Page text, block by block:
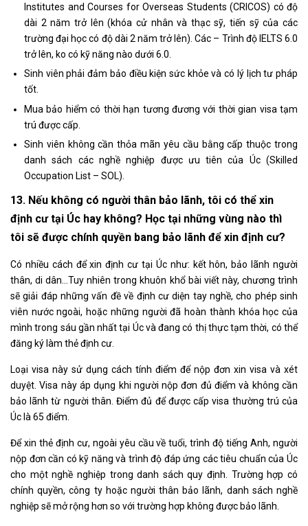
Institutes and Courses for Overseas Students (CRICOS) có độ
dài 2 năm trở lên (khóa cử nhân và thạc sỹ, tiến sỹ của các
trường đại học có độ dài 2 năm trở lên). Các – Trình độ IELTS 6.0
trở lên, ko có kỹ năng nào dưới 6.0.
Sinh viên phải đảm bảo điều kiện sức khỏe và có lý lịch tư pháp
tốt.
Mua bảo hiểm có thời hạn tương đương với thời gian visa tạm
trú được cấp.
Sinh viên không cần thỏa mãn yêu cầu bằng cấp thuộc trong
danh sách các nghề nghiệp được ưu tiên của Úc (Skilled
Occupation List – SOL).
13. Nếu không có người thân bảo lãnh, tôi có thể xin
định cư tại Úc hay không? Học tại những vùng nào thì
tôi sẽ được chính quyền bang bảo lãnh để xin định cư?
Có nhiều cách để xin định cư tại Úc như: kết hôn, bảo lãnh người
thân, di dân…Tuy nhiên trong khuôn khổ bài viết này, chương trình
sẽ giải đáp những vấn đề về định cư diện tay nghề, cho phép sinh
viên nước ngoài, hoặc những người đã hoàn thành khóa học của
mình trong sáu gần nhất tại Úc và đang có thị thực tạm thời, có thể
đăng ký làm thẻ định cư.
Loại visa này sử dụng cách tính điểm để nộp đơn xin visa và xét
duyệt. Visa này áp dụng khi người nộp đơn đủ điểm và không cần
bảo lãnh từ người thân. Điểm đủ để được cấp visa thường trú của
Úc là 65 điểm.
Để xin thẻ định cư, ngoài yêu cầu về tuổi, trình độ tiếng Anh, người
nộp đơn cần có kỹ năng và trình độ đáp ứng các tiêu chuẩn của Úc
cho một nghề nghiệp trong danh sách quy định. Trường hợp có
chính quyền, công ty hoặc người thân bảo lãnh, danh sách nghề
nghiệp sẽ mở rộng hơn so với trường hợp không được bảo lãnh.